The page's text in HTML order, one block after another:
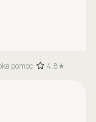
pomoc· 4.8★